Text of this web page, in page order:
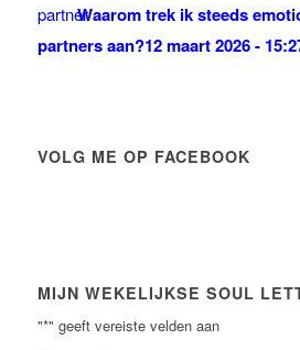
Waarom trek ik steeds
partners aan?12 maart 2026 -
VOLG ME OP FACEBOOK
MIJN WEKELIJKSE SOUL
"*" geeft vereiste velden aan